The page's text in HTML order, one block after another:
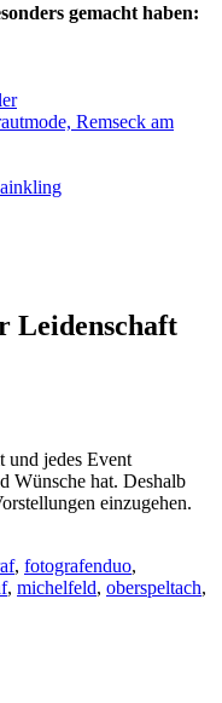
gemacht haben:
Remseck am
Leidenschaft
und jedes Event
Wünsche hat. Deshalb
einzugehen.
, fotografenduo,
, michelfeld, oberspeltach,